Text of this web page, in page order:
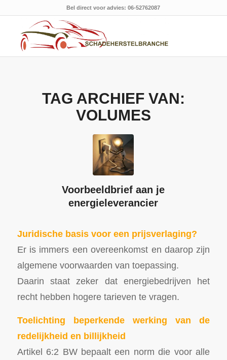
Bel direct voor advies: 06-52762087
TAG ARCHIEF VAN:
VOLUMES
Voorbeeldbrief aan je
energieleverancier
Juridische basis voor een prijsverlaging?
Er is immers een overeenkomst en daarop zijn
algemene voorwaarden van toepassing.
Daarin staat zeker dat energiebedrijven het
recht hebben hogere tarieven te vragen.
Toelichting beperkende werking van de
redelijkheid en billijkheid
Artikel 6:2 BW bepaalt een norm die voor alle